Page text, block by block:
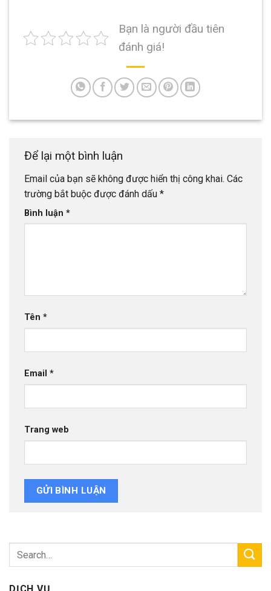
Bạn là người đầu tiên
đánh giá!
Để lại một bình luận
Email của bạn sẽ không được hiển thị công khai. Các
trường bắt buộc được đánh dấu *
Bình luận *
Tên *
Email *
Trang web